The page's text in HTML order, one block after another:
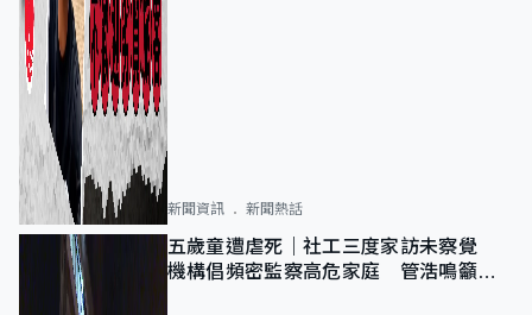
新聞資訊 新聞熱話
五歲童遭虐死｜社工三度家訪未察覺
機構倡頻密監察高危家庭 管浩鳴籲加